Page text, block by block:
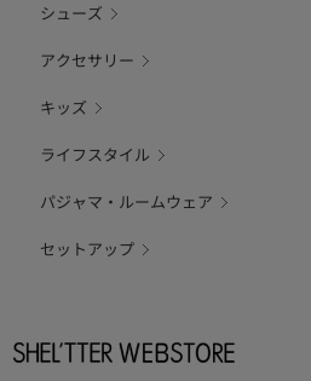
シューズ
アクセサリー
キッズ
ライフスタイル
パジャマ・ルームウェア
セットアップ